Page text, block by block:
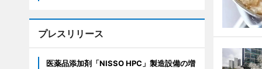
プレスリリース
医薬品添加剤「NISSO HPC」製造設備の増